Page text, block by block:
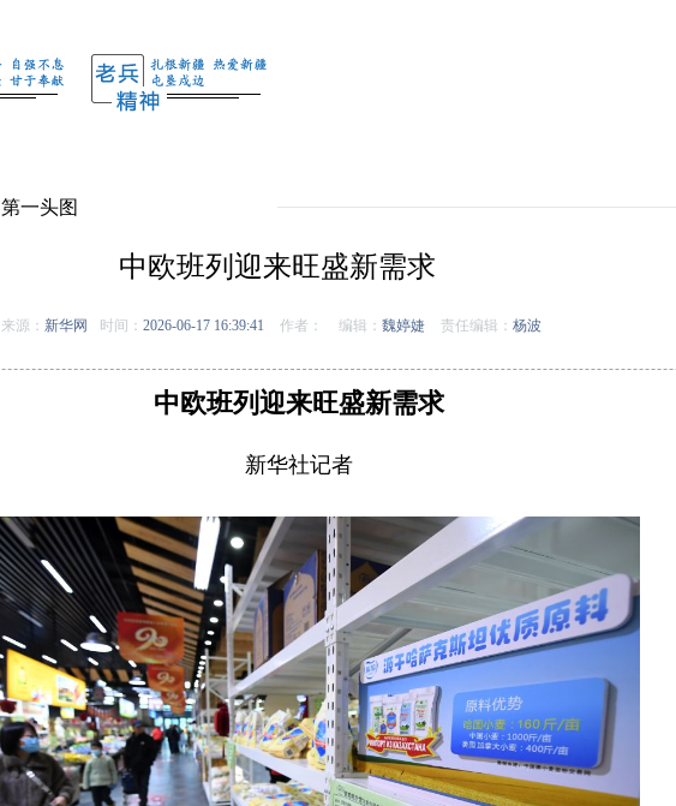
第一头图
中欧班列迎来旺盛新需求
来源： 新华网 时间： 2026-06-17 16:39:41 作者： 编辑： 魏婷婕 责任编辑： 杨波
中欧班列迎来旺盛新需求
新华社记者